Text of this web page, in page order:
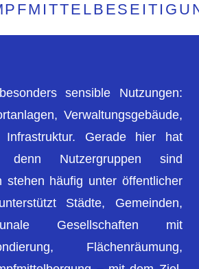
sensible Nutzungen:
Verwaltungsgebäude,
Infrastruktur. Gerade hier hat
denn Nutzergruppen sind
stehen häufig unter öffentlicher
Städte, Gemeinden,
Gesellschaften mit
Flächenräumung,